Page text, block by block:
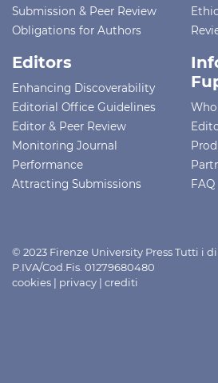
Submission & Peer Review
Obligations for Authors
Editors
Enhancing Discoverability
Editorial Office Guidelines
Editor & Peer Review
Monitoring Journal
Performance
Attracting Submissions
FAQ
© 2023 Firenze University Press Tutti i
P.IVA/Cod.Fis. 01279680480
cookies | privacy | crediti